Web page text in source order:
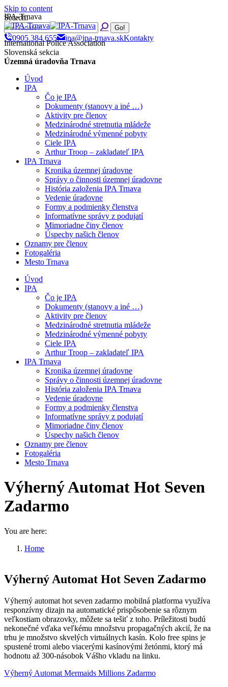
Skip to content
Search:
0905 384 655 ipa@ipa-trnava.skKontakty
IPA-Trnava
International Police Association
Slovenská sekcia
Územná úradovňa Trnava
Úvod
IPA
Čo je IPA
Dokumenty (stanovy a iné …)
Aktivity pre členov
Medzinárodné stretnutia mládeže
Medzinárodné výmenné pobyty
Ciele IPA
Arthur Troop – zakladateľ IPA
IPA Trnava
Kronika územnej úradovne
Správy o činnosti územnej úradovne
História založenia IPA Trnava
Vedenie úradovne
Formy a podmienky členstva
Informatívne správy z podujatí
Mimoriadne činy členov
Úspechy našich členov
Oznamy pre členov
Fotogaléria
Mesto Trnava
Úvod
IPA
Čo je IPA
Dokumenty (stanovy a iné …)
Aktivity pre členov
Medzinárodné stretnutia mládeže
Medzinárodné výmenné pobyty
Ciele IPA
Arthur Troop – zakladateľ IPA
IPA Trnava
Kronika územnej úradovne
Správy o činnosti územnej úradovne
História založenia IPA Trnava
Vedenie úradovne
Formy a podmienky členstva
Informatívne správy z podujatí
Mimoriadne činy členov
Úspechy našich členov
Oznamy pre členov
Fotogaléria
Mesto Trnava
Výherný Automat Hot Seven
Zadarmo
You are here:
Home
Výherný Automat Hot Seven Zadarmo
Výherný automat hot seven zadarmo mobilná platforma využíva
responzívny dizajn na automatické prispôsobenie sa rôznym
veľkostiam obrazovky, môžete sa tešiť z toho. Príležitosti budú
nekonečné vďaka veľkému množstvu propagačných akcií, že na
trhu je množstvo skvelých virtuálnych kasín. Kolo free spins je
spustené tromi alebo viacerými kasínovými žetónmi, ktorý má
hodnotu až 300-násobok Vášho vkladu na linku.
Výherný Automat Mermaids Millions Zadarmo